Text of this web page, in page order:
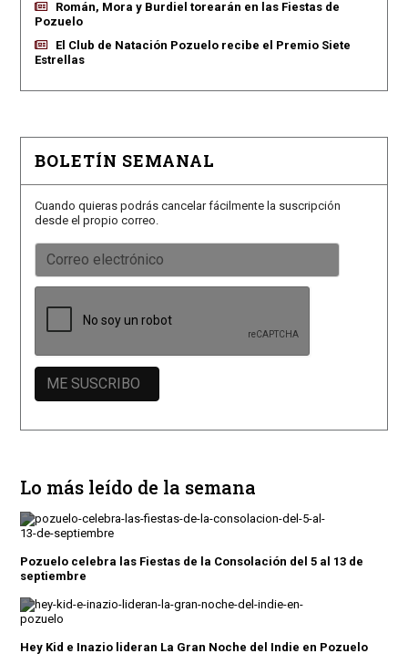
Román, Mora y Burdiel torearán en las Fiestas de
Pozuelo
El Club de Natación Pozuelo recibe el Premio Siete
Estrellas
BOLETÍN SEMANAL
Cuando quieras podrás cancelar fácilmente la suscripción
desde el propio correo.
Lo más leído de la semana
Pozuelo celebra las Fiestas de la Consolación del 5 al 13 de
septiembre
Hey Kid e Inazio lideran La Gran Noche del Indie en Pozuelo